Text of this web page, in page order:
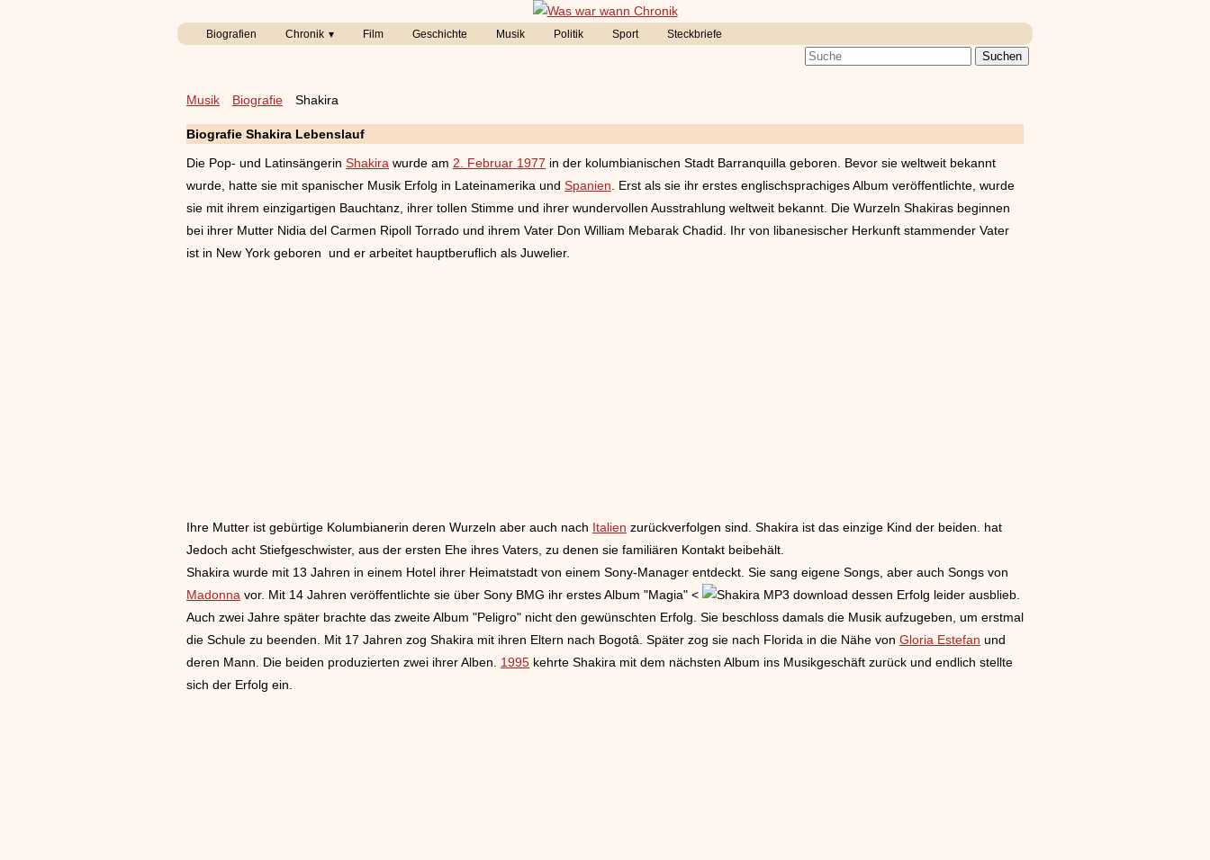
Biografien Chronik Film Geschichte Musik Politik Sport Steckbriefe
Musik Biografie Shakira
Biografie Shakira Lebenslauf
Die Pop- und Latinsängerin Shakira wurde am 2. Februar 1977 in der kolumbianischen Stadt Barranquilla geboren. Bevor sie weltweit bekannt
wurde, hatte sie mit spanischer Musik Erfolg in Lateinamerika und Spanien. Erst als sie ihr erstes englischsprachiges Album veröffentlichte, wurde
sie mit ihrem einzigartigen Bauchtanz, ihrer tollen Stimme und ihrer wundervollen Ausstrahlung weltweit bekannt. Die Wurzeln Shakiras beginnen
bei ihrer Mutter Nidia del Carmen Ripoll Torrado und ihrem Vater Don William Mebarak Chadid. Ihr von libanesischer Herkunft stammender Vater
ist in New York geboren und er arbeitet hauptberuflich als Juwelier.
Ihre Mutter ist gebürtige Kolumbianerin deren Wurzeln aber auch nach Italien zurückverfolgen sind. Shakira ist das einzige Kind der beiden. hat
Jedoch acht Stiefgeschwister, aus der ersten Ehe ihres Vaters, zu denen sie familiären Kontakt beibehält.
Shakira wurde mit 13 Jahren in einem Hotel ihrer Heimatstadt von einem Sony-Manager entdeckt. Sie sang eigene Songs, aber auch Songs von
Madonna vor. Mit 14 Jahren veröffentlichte sie über Sony BMG ihr erstes Album "Magia" <
dessen Erfolg leider ausblieb.
Auch zwei Jahre später brachte das zweite Album "Peligro" nicht den gewünschten Erfolg. Sie beschloss damals die Musik aufzugeben, um erstmal
die Schule zu beenden. Mit 17 Jahren zog Shakira mit ihren Eltern nach Bogotâ. Später zog sie nach Florida in die Nähe von Gloria Estefan und
deren Mann. Die beiden produzierten zwei ihrer Alben. 1995 kehrte Shakira mit dem nächsten Album ins Musikgeschäft zurück und endlich stellte
sich der Erfolg ein.